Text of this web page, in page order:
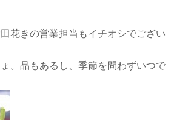
花きの営業担当もイチオシでござい
。品もあるし、季節を問わずいつで